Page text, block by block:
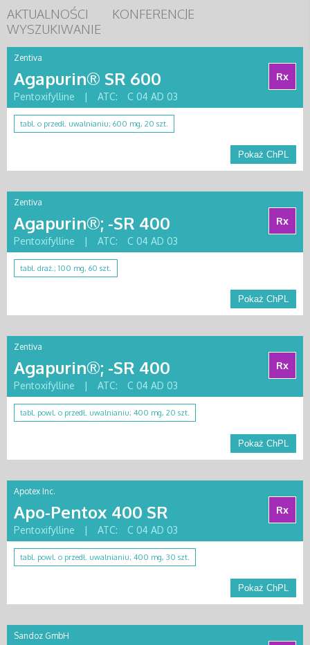
AKTUALNOŚCI
KONFERENCJE
WYSZUKIWANIE
Zentiva
Agapurin® SR 600
Rx
Pentoxifylline
| ATC: C 04 AD 03
tabl. o przedł. uwalnianiu; 600 mg, 20 szt.
Pokaż ChPL
Zentiva
Agapurin®; -SR 400
Rx
Pentoxifylline
| ATC: C 04 AD 03
tabl. draż.; 100 mg, 60 szt.
Pokaż ChPL
Zentiva
Agapurin®; -SR 400
Rx
Pentoxifylline
| ATC: C 04 AD 03
tabl. powl. o przedł. uwalnianiu; 400 mg, 20 szt.
Pokaż ChPL
Apotex Inc.
Apo-Pentox 400 SR
Rx
Pentoxifylline
| ATC: C 04 AD 03
tabl. powl. o przedł. uwalnianiu; 400 mg, 30 szt.
Pokaż ChPL
Sandoz GmbH